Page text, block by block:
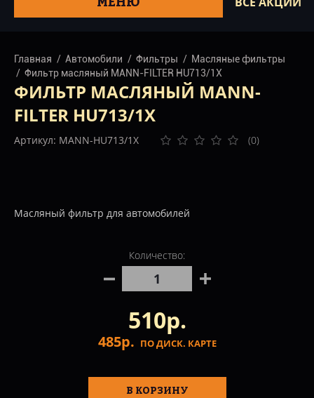
Главная Автомобили Фильтры
Масляные фильтры
Фильтр масляный MANN-FILTER HU713/1X
ФИЛЬТР МАСЛЯНЫЙ MANN-
FILTER HU713/1X
Артикул: MANN-HU713/1X (0)
Масляный фильтр для автомобилей
Количество:
510р.
485р. ПО ДИСК. КАРТЕ
В КОРЗИНУ